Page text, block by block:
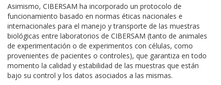
Asimismo, CIBERSAM ha incorporado un protocolo de
funcionamiento basado en normas éticas nacionales e
internacionales para el manejo y transporte de las muestras
biológicas entre laboratorios de CIBERSAM (tanto de animales
de experimentación o de experimentos con células, como
provenientes de pacientes o controles), que garantiza en todo
momento la calidad y estabilidad de las muestras que están
bajo su control y los datos asociados a las mismas.